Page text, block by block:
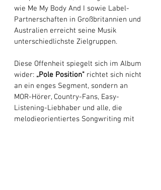
wie Me My Body And I sowie Label-
Partnerschaften in Großbritannien und
Australien erreicht seine Musik
unterschiedlichste Zielgruppen.
Diese Offenheit spiegelt sich im Album
wider: „Pole Position" richtet sich nicht
an ein enges Segment, sondern an
MOR-Hörer, Country-Fans, Easy-
Listening-Liebhaber und alle, die
melodieorientiertes Songwriting mit